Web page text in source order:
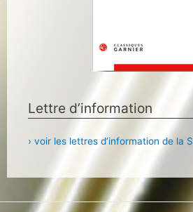
Lettre d’information
› voir les lettres d’information de la